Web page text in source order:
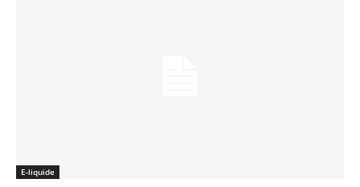
E-liquide